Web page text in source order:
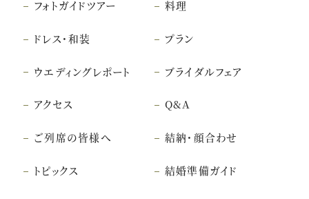
フォトガイドツアー 料理
ドレス・和装 プラン
ウエディングレポート ブライダルフェア
アクセス Q&A
ご列席の皆様へ 結納・顔合わせ
トピックス 結婚準備ガイド